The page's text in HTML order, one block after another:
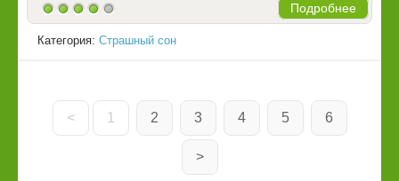
Подробнее
Категория: Страшный сон
< 1 2 3 4 5 6
>